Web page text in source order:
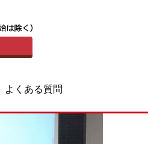
よくある質問